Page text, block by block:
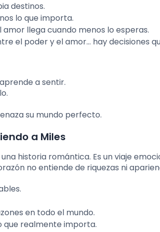
destinos.
lo que importa.
amor llega cuando menos lo esperas.
el poder y el amor… hay decisiones
a sentir.
su mundo perfecto.
a Miles
historia romántica. Es un viaje
no entiende de riquezas ni
en todo el mundo.
que realmente importa.